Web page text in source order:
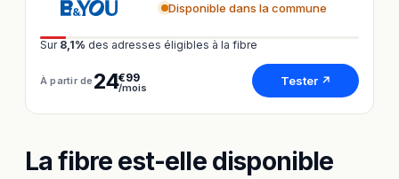
Disponible dans la commune
Sur 8,1% des adresses éligibles à la fibre
À partir de 24€99
/mois Tester ↗
La fibre est-elle disponible